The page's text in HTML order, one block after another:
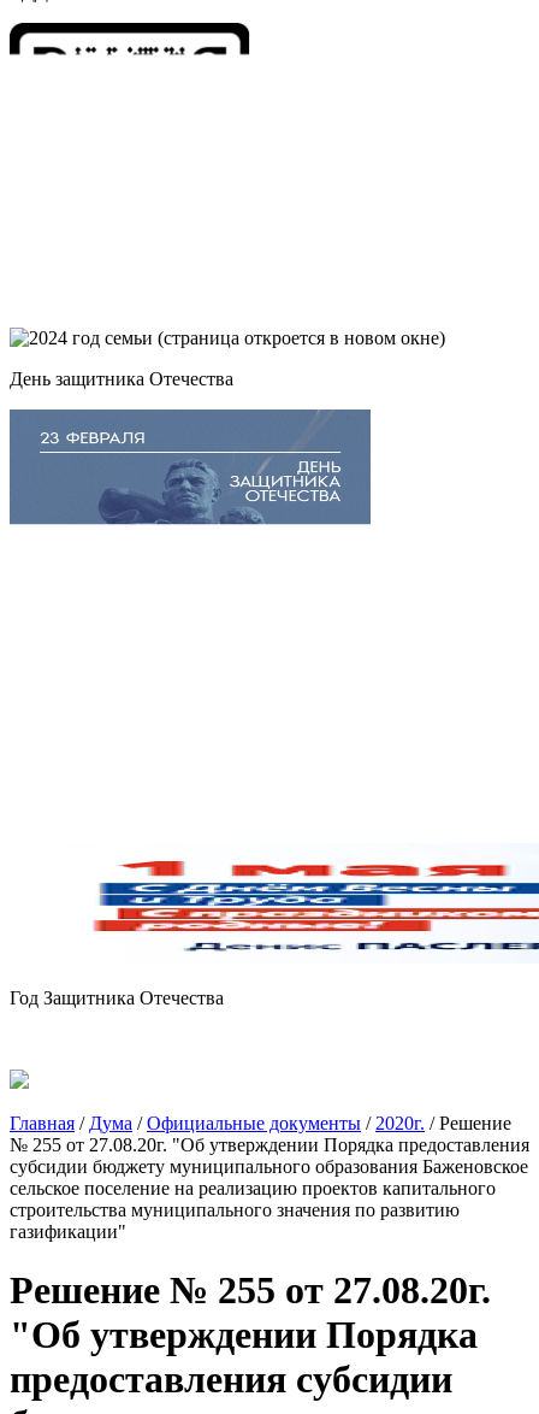
День защитника Отечества
Год Защитника Отечества
Главная / Дума /Официальные документы / 2020г. /Решение
№ 255 от 27.08.20г. "Об утверждении Порядка предоставления
субсидии бюджету муниципального образования Баженовское
сельское поселение на реализацию проектов капитального
строительства муниципального значения по развитию
газификации"
Решение № 255 от 27.08.20г.
"Об утверждении Порядка
предоставления субсидии